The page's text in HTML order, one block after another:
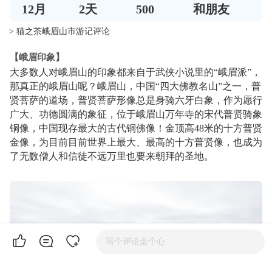
12月 2天 500 和朋友
> 猫之茶峨眉山市游记评论
【峨眉印象】
大多数人对峨眉山的印象都来自于武侠小说里的“峨眉派”，
那真正的峨眉山呢？峨眉山，中国“四大佛教名山”之一，普
贤菩萨的道场，普贤菩萨形像总是身骑六牙白象，作为愿行
广大、功德圆满的象征，位于峨眉山万年寺的宋代普贤骑象
铜像，中国现存最大的古代铜佛像！金顶高48米的十方普贤
金像，为目前目前世界上最大、最高的十方普贤像，也成为
了无数僧人和信徒不远万里也要来朝拜的圣地。
写个评论走个心